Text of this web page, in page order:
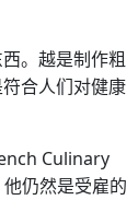
。越是制作粗
合人们对健康
Culinary
仍然是受雇的